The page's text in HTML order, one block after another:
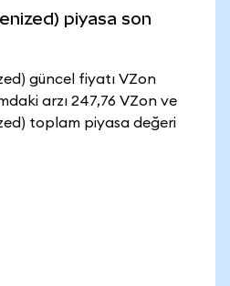
piyasa son
güncel fiyatı VZon
arzı 247,76 VZon ve
toplam piyasa değeri